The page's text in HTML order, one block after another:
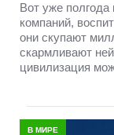
Вот уже полгода
компаний,
они скупают
скармливают
цивилизация
В МИРЕ